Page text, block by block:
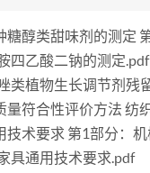
糖醇类甜味剂的测定
四乙酸二钠的测定.pdf
类植物生长调节剂残
量符合性评价方法 纺
技术要求 第1部分：
具通用技术要求.pdf